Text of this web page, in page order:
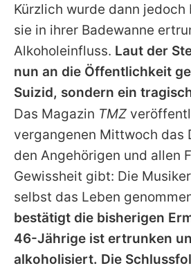
Kürzlich wurde dann jedoch
sie in ihrer Badewanne
Alkoholeinfluss. Laut der
nun an die Öffentlichkeit
Suizid, sondern ein
Das Magazin TMZ
vergangenen Mittwoch das
den Angehörigen und allen
Gewissheit gibt: Die
selbst das Leben
bestätigt die bisherigen
46-Jährige ist ertrunken
alkoholisiert. Die